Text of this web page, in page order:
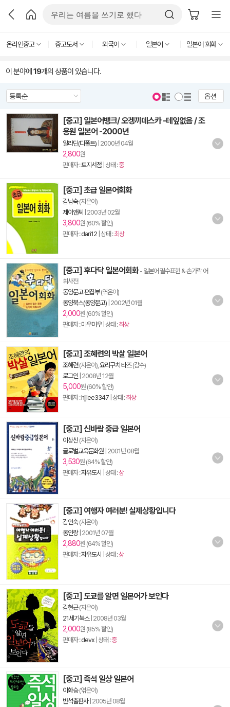
온라인중고 중고도서 외국어 일본어 일본어 회화
이 분야에 19개의 상품이 있습니다.
옵션
[중고] 일본어뱅크/ 오겡끼데스카 -테잎없음 / 조
용원 일본어 -2000년
알라딘(디폴트) 2000년 04월
2,800원
판매자 :토지서점 | 상태 :중
[중고] 초급 일본어회화
김남숙(지은이)
제이앤씨
2003년 02월
3,800원 (60% 할인)
판매자 :dari12 | 상태 :최상
[중고] 후다닥 일본어회화- 일본어 필수표현 & 손가락 어
휘사전
동양문고 편집부(엮은이)
동양북스(동양문고) 2002년 01월
2,000원 (60% 할인)
판매자 :미우미우| 상태 :최상
[중고] 조혜련의 박살 일본어
조혜련(지은이), 요리구치 타즈(감수)
로그인 2008년 12월
5,000원 (60% 할인)
판매자 :hjjlee3347 | 상태 :최상
[중고] 신바람 중급 일본어
이상신 (지은이)
글로벌교육문화원 2001년 08월
3,530원 (64% 할인)
판매자 :자유도시 | 상태 :상
[중고] 여행자 여러분! 실제상황입니다
김인숙(지은이)
동인랑| 2001년 07월
2,880원 (64% 할인)
판매자 :자유도시 | 상태 :상
[중고] 도쿄를 알면 일본어가 보인다
김현근(지은이)
21세기북스| 2008년 03월
2,000원 (85% 할인)
판매자 :devx | 상태 :중
[중고] 즉석 일상 일본어
이화승(엮은이)
반석출판사| 2005년 08월